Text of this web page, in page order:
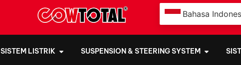
Bahasa
SISTEM LISTRIK SUSPENSION & STEERING SYSTEM